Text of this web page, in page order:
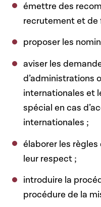
émettre des
recrutement et de
proposer les
aviser les
d’administrations
internationales et
spécial en cas
internationales ;
élaborer les
leur respect ;
introduire la
procédure de la